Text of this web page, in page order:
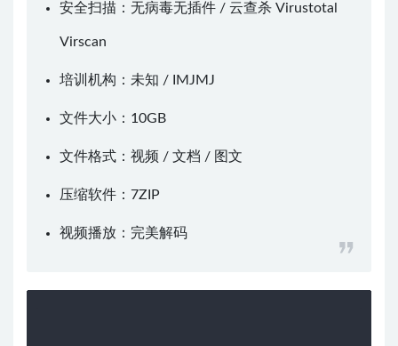
安全扫描：无病毒无插件 / 云查杀 Virustotal
Virscan
培训机构：未知 / IMJMJ
文件大小：10GB
文件格式：视频 / 文档 / 图文
压缩软件： 7ZIP
视频播放： 完美解码